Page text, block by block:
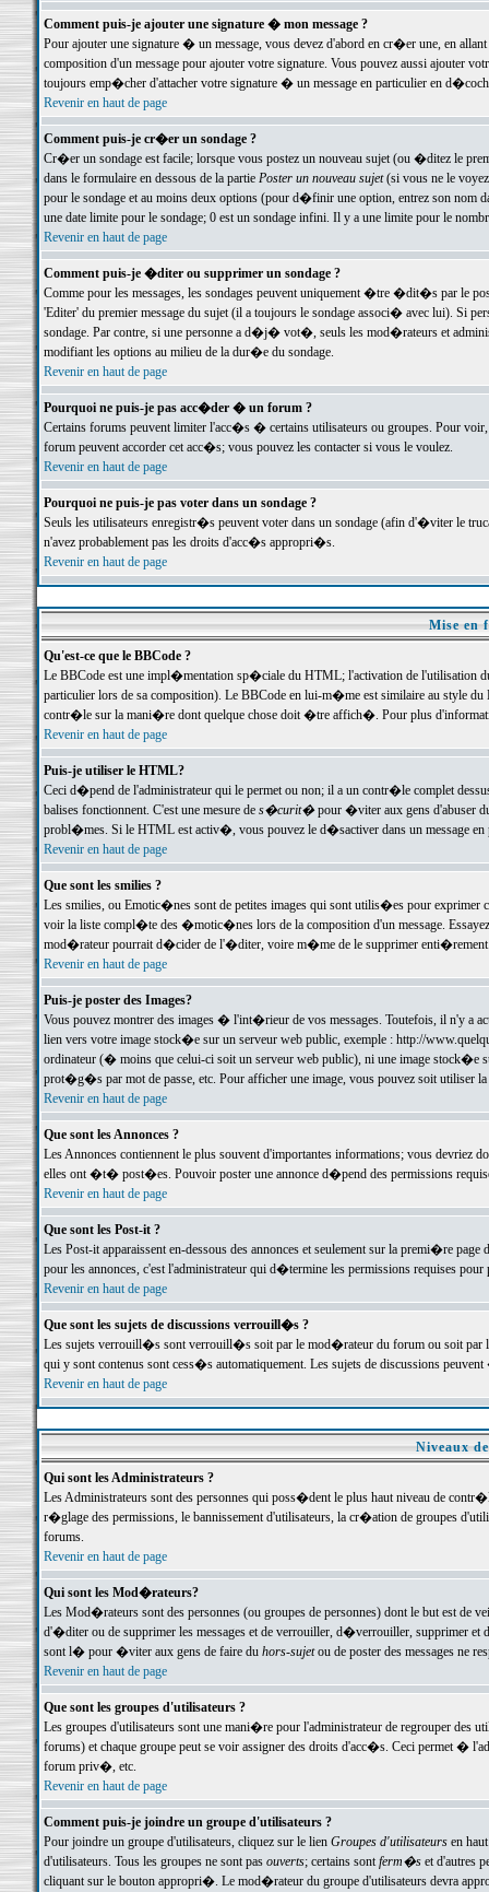
Comment puis-je ajouter une signature � mon message ?
Pour ajouter une signature � un message, vous devez d'abord en cr�er une, en
composition d'un message pour ajouter votre signature. Vous pouvez aussi ajouter
toujours emp�cher d'attacher votre signature � un message en particulier en
Revenir en haut de page
Comment puis-je cr�er un sondage ?
Cr�er un sondage est facile; lorsque vous postez un nouveau sujet (ou �ditez le
dans le formulaire en dessous de la partie Poster un nouveau sujet(si vous ne le voyez
pour le sondage et au moins deux options (pour d�finir une option, entrez son nom
une date limite pour le sondage; 0 est un sondage infini. Il y a une limite pour le
Revenir en haut de page
Comment puis-je �diter ou supprimer un sondage ?
Comme pour les messages, les sondages peuvent uniquement �tre �dit�s par le
'Editer' du premier message du sujet (il a toujours le sondage associ� avec lui). Si
sondage. Par contre, si une personne a d�j� vot�, seuls les mod�rateurs et
modifiant les options au milieu de la dur�e du sondage.
Revenir en haut de page
Pourquoi ne puis-je pas acc�der � un forum ?
Certains forums peuvent limiter l'acc�s � certains utilisateurs ou groupes. Pour
forum peuvent accorder cet acc�s; vous pouvez les contacter si vous le voulez.
Revenir en haut de page
Pourquoi ne puis-je pas voter dans un sondage ?
Seuls les utilisateurs enregistr�s peuvent voter dans un sondage (afin d'�viter le
n'avez probablement pas les droits d'acc�s appropri�s.
Revenir en haut de page
Mise en
Qu'est-ce que le BBCode ?
Le BBCode est une impl�mentation sp�ciale du HTML; l'activation de l'utilisation
particulier lors de sa composition). Le BBCode en lui-m�me est similaire au style
contr�le sur la mani�re dont quelque chose doit �tre affich�. Pour plus
Revenir en haut de page
Puis-je utiliser le HTML?
Ceci d�pend de l'administrateur qui le permet ou non; il a un contr�le complet
balises fonctionnent. C'est une mesure de s�curit�pour �viter aux gens d'abuser
probl�mes. Si le HTML est activ�, vous pouvez le d�sactiver dans un message en
Revenir en haut de page
Que sont les smilies ?
Les smilies, ou Emotic�nes sont de petites images qui sont utilis�es pour exprimer
voir la liste compl�te des �motic�nes lors de la composition d'un message.
mod�rateur pourrait d�cider de l'�diter, voire m�me de le supprimer
Revenir en haut de page
Puis-je poster des Images?
Vous pouvez montrer des images � l'int�rieur de vos messages. Toutefois, il n'y a
lien vers votre image stock�e sur un serveur web public, exemple : http://
ordinateur (� moins que celui-ci soit un serveur web public), ni une image stock�e
prot�g�s par mot de passe, etc. Pour afficher une image, vous pouvez soit
Revenir en haut de page
Que sont les Annonces ?
Les Annonces contiennent le plus souvent d'importantes informations; vous devriez
elles ont �t� post�es. Pouvoir poster une annonce d�pend des permissions
Revenir en haut de page
Que sont les Post-it ?
Les Post-it apparaissent en-dessous des annonces et seulement sur la premi�re
pour les annonces, c'est l'administrateur qui d�termine les permissions requises pour
Revenir en haut de page
Que sont les sujets de discussions verrouill�s ?
Les sujets verrouill�s sont verrouill�s soit par le mod�rateur du forum ou soit par
qui y sont contenus sont cess�s automatiquement. Les sujets de discussions
Revenir en haut de page
Niveaux
Qui sont les Administrateurs ?
Les Administrateurs sont des personnes qui poss�dent le plus haut niveau de
r�glage des permissions, le bannissement d'utilisateurs, la cr�ation de groupes
forums.
Revenir en haut de page
Qui sont les Mod�rateurs?
Les Mod�rateurs sont des personnes (ou groupes de personnes) dont le but est de
d'�diter ou de supprimer les messages et de verrouiller, d�verrouiller, supprimer
sont l� pour �viter aux gens de faire du hors-sujetou de poster des messages ne
Revenir en haut de page
Que sont les groupes d'utilisateurs ?
Les groupes d'utilisateurs sont une mani�re pour l'administrateur de regrouper des
forums) et chaque groupe peut se voir assigner des droits d'acc�s. Ceci permet
forum priv�, etc.
Revenir en haut de page
Comment puis-je joindre un groupe d'utilisateurs ?
Pour joindre un groupe d'utilisateurs, cliquez sur le lien Groupes d'utilisateursen haut
d'utilisateurs. Tous les groupes ne sont pas ouverts; certains sontferm�set d'autres
cliquant sur le bouton appropri�. Le mod�rateur du groupe d'utilisateurs devra